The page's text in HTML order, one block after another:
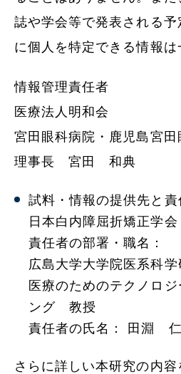
誌や学会等で発表される
に個人を特定できる情報は
情報管理責任者
医療法人明和会
宮田眼科病院・鹿児島宮
理事長 宮田 和典
試料・情報の提供先と責
日本白内障屈折矯正学会
責任者の部署・職名：
広島大学大学院医系科学
医療のためのテクノロ
ング 教授
責任者の氏名： 田淵
さらに詳しい本研究の内